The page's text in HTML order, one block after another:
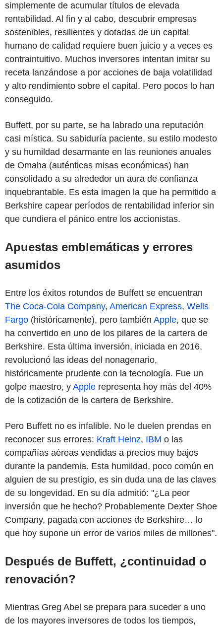
simplemente de acumular títulos de elevada
rentabilidad. Al fin y al cabo, descubrir empresas
sostenibles, resilientes y dotadas de un capital
humano de calidad requiere buen juicio y a veces es
contraintuitivo. Muchos inversores intentan imitar su
receta lanzándose a por acciones de baja volatilidad
y alto rendimiento sobre el capital. Pero pocos lo han
conseguido.
Buffett, por su parte, se ha labrado una reputación
casi mística. Su sabiduría paciente, su estilo modesto
y su humildad desarmante en las reuniones anuales
de Omaha (auténticas misas económicas) han
consolidado a su alrededor un aura de confianza
inquebrantable. Es esta imagen la que ha permitido a
Berkshire capear períodos de rentabilidad inferior sin
que cundiera el pánico entre los accionistas.
Apuestas emblemáticas y errores
asumidos
Entre los éxitos rotundos de Buffett se encuentran
The Coca-Cola Company, American Express, Wells
Fargo (históricamente), pero también Apple, que se
ha convertido en uno de los pilares de la cartera de
Berkshire. Esta última inversión, iniciada en 2016,
revolucionó las ideas del nonagenario,
históricamente prudente con la tecnología. Fue un
golpe maestro, y Apple representa hoy más del 40%
de la cotización de la cartera de Berkshire.
Pero Buffett no es infalible. No le duelen prendas en
reconocer sus errores: Kraft Heinz, IBM o las
compañías aéreas vendidas a precios muy bajos
durante la pandemia. Esta humildad, poco común en
alguien de su prestigio, es sin duda una de las claves
de su longevidad. En su día admitió: "¿La peor
inversión que he hecho? Probablemente Dexter Shoe
Company, pagada con acciones de Berkshire… lo
que hoy supone un error de varios miles de millones".
Después de Buffett, ¿continuidad o
renovación?
Mientras Greg Abel se prepara para suceder a uno
de los mayores inversores de todos los tiempos,